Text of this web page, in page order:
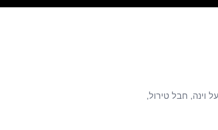
וינה, חבל טירול,